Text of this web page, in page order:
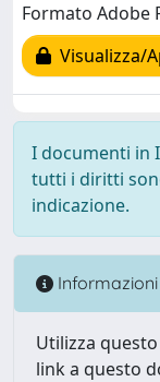
Formato Adobe
Visualizza/
I documenti in
tutti i diritti
indicazione.
Informazioni
Utilizza
link a questo